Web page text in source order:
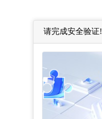
请完成安全验证!